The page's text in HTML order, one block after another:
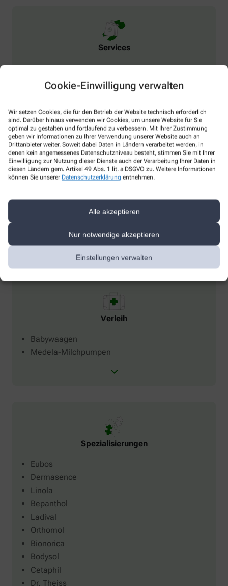
Cookie-Einwilligung verwalten
Wir setzen Cookies, die für den Betrieb der Website technisch erforderlich
sind. Darüber hinaus verwenden wir Cookies, um unsere Website für Sie
optimal zu gestalten und fortlaufend zu verbessern. Mit Ihrer Zustimmung
geben wir Informationen zu Ihrer Verwendung unserer Website auch an
Drittanbieter weiter. Soweit dabei Daten in Ländern verarbeitet werden, in
denen kein angemessenes Datenschutzniveau besteht, stimmen Sie mit Ihrer
Einwilligung zur Nutzung dieser Dienste auch der Verarbeitung Ihrer Daten in
diesen Ländern gem. Artikel 49 Abs. 1 lit. a DSGVO zu. Weitere Informationen
können Sie unserer Datenschutzerklärung entnehmen.
Alle akzeptieren
Nur notwendige akzeptieren
Einstellungen verwalten
Services
Blutdruckmessung
BMI (Body-Mass-Index)
Kundenkarte
Verblisterung
Wechselwirkungen
Medikationsanalyse
Parkplatz
Ausbildungs-Apotheke
Internationale Arzneimittel
Verleih
Babywaagen
Medela-Milchpumpen
Spezialisierungen
Eubos
Dermasence
Linola
Bepanthol
Ladival
Orthomol
Bionorica
Bodysol
Cetaphil
Dr. Theiss